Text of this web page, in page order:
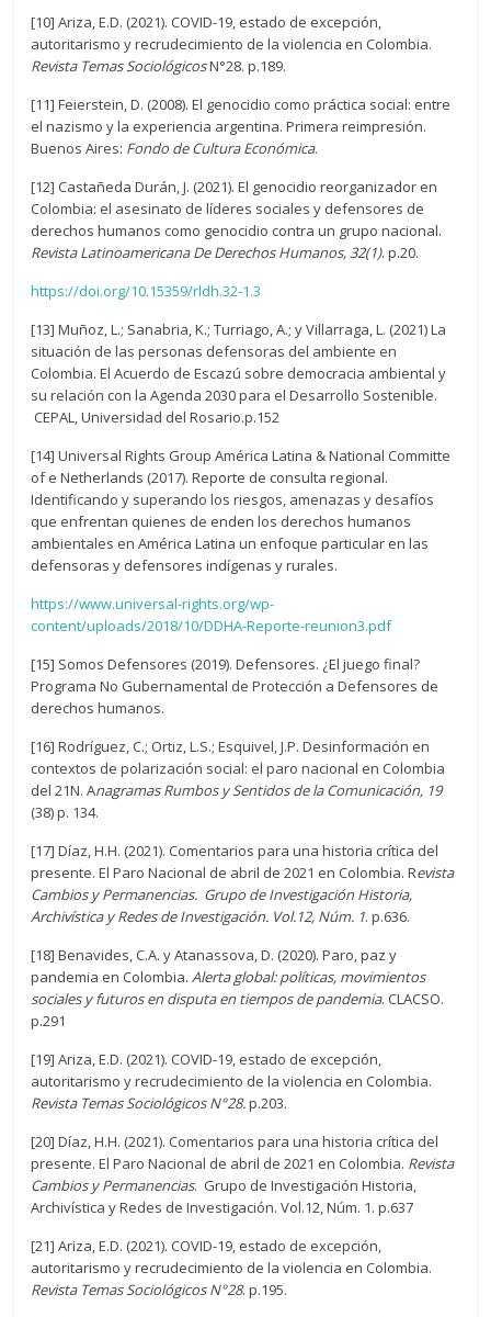
[10] Ariza, E.D. (2021). COVID-19, estado de excepción,
autoritarismo y recrudecimiento de la violencia en Colombia.
Revista Temas SociológicosN°28. p.189.
[11] Feierstein, D. (2008). El genocidio como práctica social: entre
el nazismo y la experiencia argentina. Primera reimpresión.
Buenos Aires: Fondo de Cultura Económica.
[12] Castañeda Durán, J. (2021). El genocidio reorganizador en
Colombia: el asesinato de líderes sociales y defensores de
derechos humanos como genocidio contra un grupo nacional.
Revista Latinoamericana De Derechos Humanos, 32(1). p.20.
https://doi.org/10.15359/rldh.32-1.3
[13] Muñoz, L.; Sanabria, K.; Turriago, A.; y Villarraga, L. (2021) La
situación de las personas defensoras del ambiente en
Colombia. El Acuerdo de Escazú sobre democracia ambiental y
su relación con la Agenda 2030 para el Desarrollo Sostenible.
CEPAL, Universidad del Rosario.p.152
[14] Universal Rights Group América Latina & National Committe
of e Netherlands (2017). Reporte de consulta regional.
Identificando y superando los riesgos, amenazas y desafíos
que enfrentan quienes de enden los derechos humanos
ambientales en América Latina un enfoque particular en las
defensoras y defensores indígenas y rurales.
https://www.universal-rights.org/wp-
content/uploads/2018/10/DDHA-Reporte-reunion3.pdf
[15] Somos Defensores (2019). Defensores. ¿El juego final?
Programa No Gubernamental de Protección a Defensores de
derechos humanos.
[16] Rodríguez, C.; Ortiz, L.S.; Esquivel, J.P. Desinformación en
contextos de polarización social: el paro nacional en Colombia
del 21N. Anagramas Rumbos y Sentidos de la Comunicación, 19
(38) p. 134.
[17] Díaz, H.H. (2021). Comentarios para una historia crítica del
presente. El Paro Nacional de abril de 2021 en Colombia. Revista
Cambios y Permanencias. Grupo de Investigación Historia,
Archivística y Redes de Investigación. Vol.12, Núm. 1. p.636.
[18] Benavides, C.A. y Atanassova, D. (2020). Paro, paz y
pandemia en Colombia.Alerta global: políticas, movimientos
sociales y futuros en disputa en tiempos de pandemia. CLACSO.
p.291
[19] Ariza, E.D. (2021). COVID-19, estado de excepción,
autoritarismo y recrudecimiento de la violencia en Colombia.
Revista Temas Sociológicos N°28.p.203.
[20] Díaz, H.H. (2021). Comentarios para una historia crítica del
presente. El Paro Nacional de abril de 2021 en Colombia. Revista
Cambios y Permanencias. Grupo de Investigación Historia,
Archivística y Redes de Investigación. Vol.12, Núm. 1. p.637
[21] Ariza, E.D. (2021). COVID-19, estado de excepción,
autoritarismo y recrudecimiento de la violencia en Colombia.
Revista Temas Sociológicos N°28. p.195.